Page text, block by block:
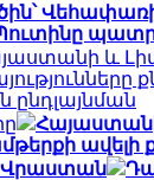
և
ընդլայնման
ավելի
է Վրաստան